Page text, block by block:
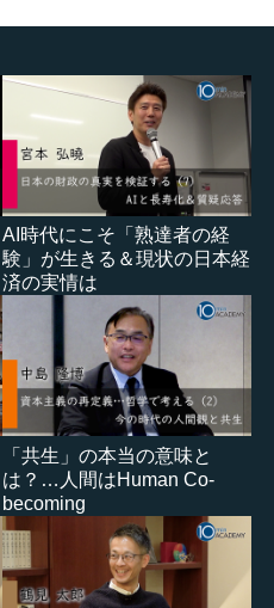
AI時代にこそ「熟達者の経
験」が生きる＆現状の日本経
済の実情は
「共生」の本当の意味と
は？…人間はHuman Co-
becoming